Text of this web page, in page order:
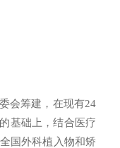
会筹建，在现有24
基础上，结合医疗
国外科植入物和矫